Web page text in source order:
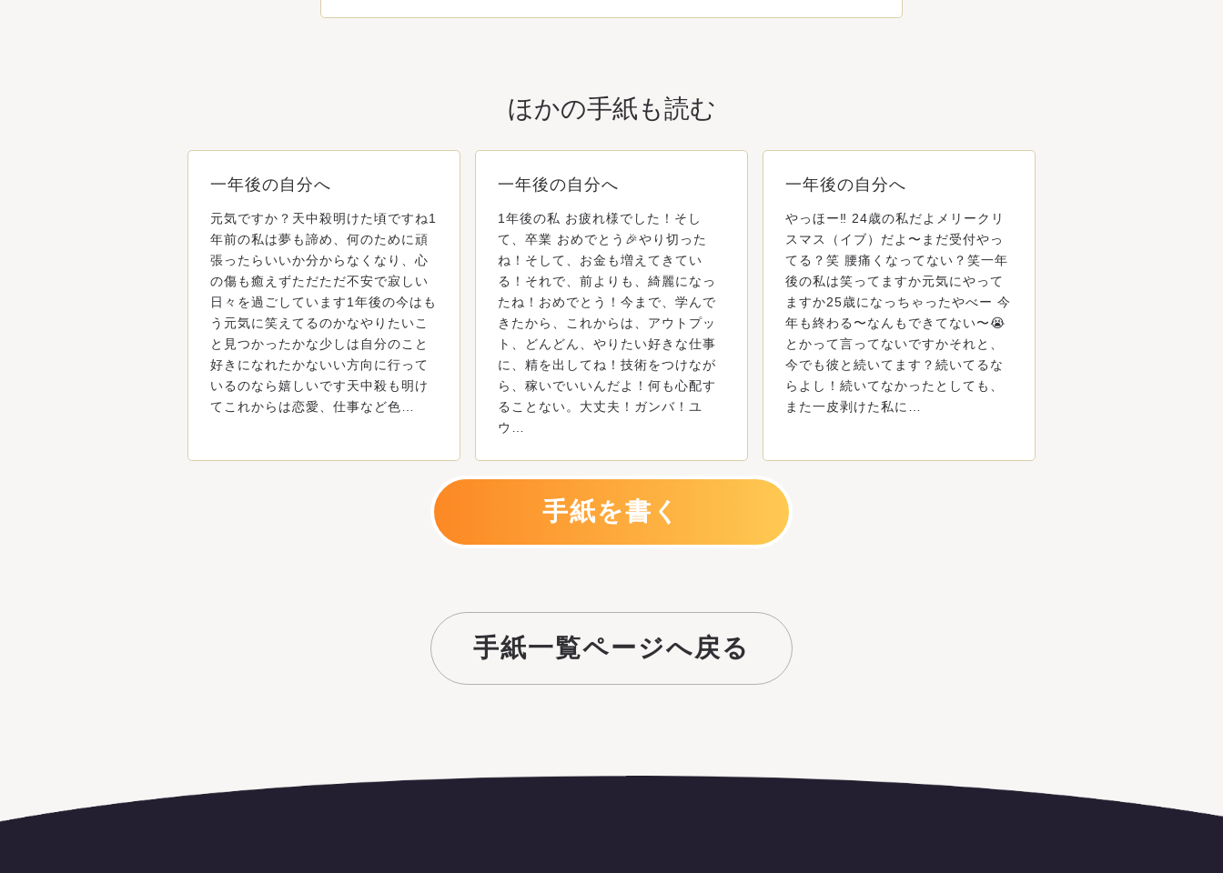
ほかの手紙も読む
一年後の自分へ
元気ですか？天中殺明けた頃ですね1
年前の私は夢も諦め、何のために頑
張ったらいいか分からなくなり、心
の傷も癒えずただただ不安で寂しい
日々を過ごしています1年後の今はも
う元気に笑えてるのかなやりたいこ
と見つかったかな少しは自分のこと
好きになれたかないい方向に行って
いるのなら嬉しいです天中殺も明け
てこれからは恋愛、仕事など色…
一年後の自分へ
1年後の私 お疲れ様でした！そし
て、卒業 おめでとう🎉やり切った
ね！そして、お金も増えてきてい
る！それで、前よりも、綺麗になっ
たね！おめでとう！今まで、学んで
きたから、これからは、アウトプッ
ト、どんどん、やりたい好きな仕事
に、精を出してね！技術をつけなが
ら、稼いでいいんだよ！何も心配す
ることない。大丈夫！ガンバ！ユ
ウ…
一年後の自分へ
やっほー‼️ 24歳の私だよメリークリ
スマス（イブ）だよ〜まだ受付やっ
てる？笑 腰痛くなってない？笑一年
後の私は笑ってますか元気にやって
ますか25歳になっちゃったやべー 今
年も終わる〜なんもできてない〜😭
とかって言ってないですかそれと、
今でも彼と続いてます？続いてるな
らよし！続いてなかったとしても、
また一皮剥けた私に…
手紙を書く
手紙一覧ページへ戻る